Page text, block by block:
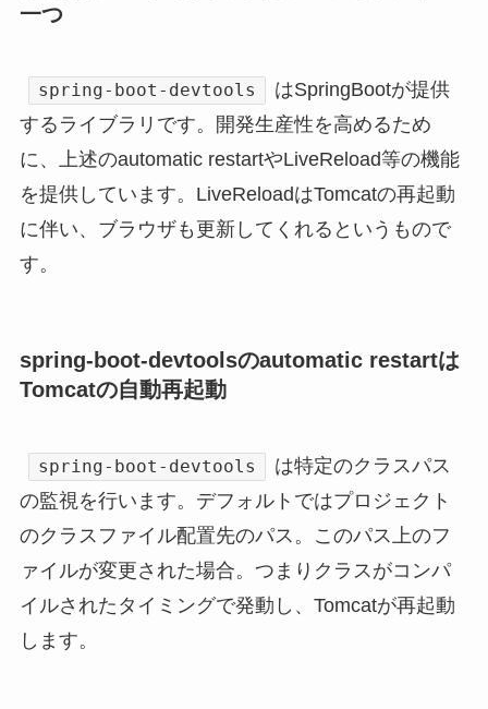
一つ
spring-boot-devtools
はSpringBootが提供
するライブラリです。開発生産性を高めるため
に、上述のautomatic restartやLiveReload等の機能
を提供しています。LiveReloadはTomcatの再起動
に伴い、ブラウザも更新してくれるというもので
す。
spring-boot-devtoolsのautomatic restartは
Tomcatの自動再起動
spring-boot-devtools
は特定のクラスパス
の監視を行います。デフォルトではプロジェクト
のクラスファイル配置先のパス。このパス上のフ
ァイルが変更された場合。つまりクラスがコンパ
イルされたタイミングで発動し、Tomcatが再起動
します。